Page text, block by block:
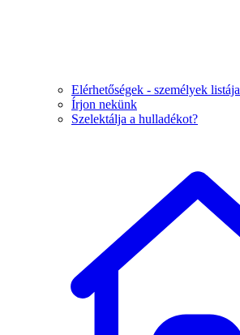
Elérhetőségek - személyek listája
Írjon nekünk
Szelektálja a hulladékot?